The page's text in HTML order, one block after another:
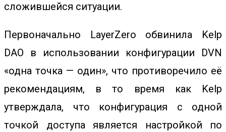
сложившейся ситуации.
Первоначально LayerZero обвинила Kelp
DAO в использовании конфигурации DVN
«одна точка — один», что противоречило её
рекомендациям, в то время как Kelp
утверждала, что конфигурация с одной
точкой доступа является настройкой по